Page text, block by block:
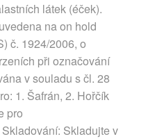
látek (éček).
na on hold
č. 1924/2006, o
při označování
v souladu s čl. 28
1. Šafrán, 2. Hořčík
pro
Skladujte v